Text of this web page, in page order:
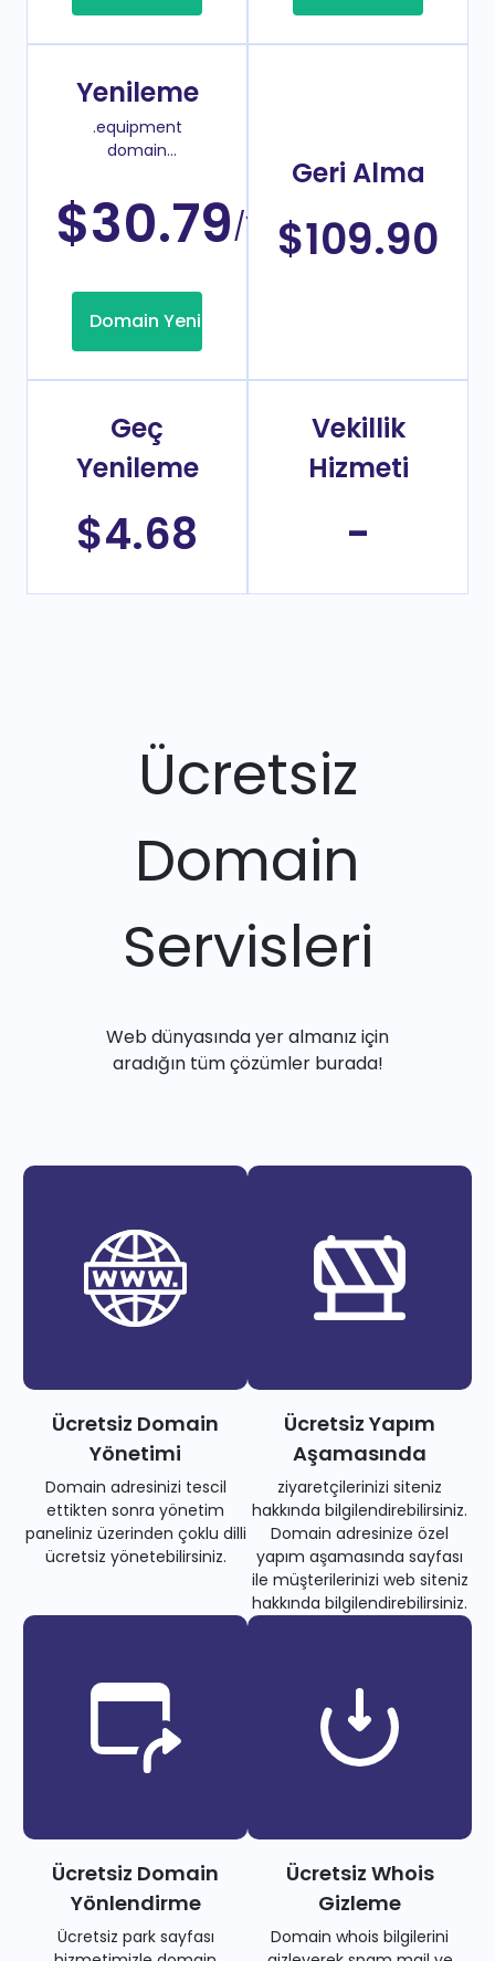
Yenileme
.equipment
domain
$30.79/Yıl
Domain Yenileme
Geri Alma
$109.90
Geç
Yenileme
$4.68
Vekillik
Hizmeti
-
Ücretsiz
Domain
Servisleri
Web dünyasında yer almanız için
aradığın tüm çözümler burada!
Ücretsiz Domain
Yönetimi
Domain adresinizi tescil
ettikten sonra yönetim
paneliniz üzerinden çoklu dilli
ücretsiz yönetebilirsiniz.
Ücretsiz Yapım
Aşamasında
ziyaretçilerinizi siteniz
hakkında bilgilendirebilirsiniz.
Domain adresinize özel
yapım aşamasında sayfası
ile müşterilerinizi web siteniz
hakkında bilgilendirebilirsiniz.
Ücretsiz Domain
Yönlendirme
Ücretsiz park sayfası
Ücretsiz Whois
Gizleme
Domain whois bilgilerini